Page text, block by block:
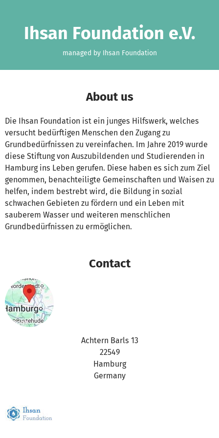
Ihsan Foundation e.V.
managed by Ihsan Foundation
About us
Die Ihsan Foundation ist ein junges Hilfswerk, welches
versucht bedürftigen Menschen den Zugang zu
Grundbedürfnissen zu vereinfachen. Im Jahre 2019 wurde
diese Stiftung von Auszubildenden und Studierenden in
Hamburg ins Leben gerufen. Diese haben es sich zum Ziel
genommen, benachteiligte Gemeinschaften und Waisen zu
helfen, indem bestrebt wird, die Bildung in sozial
schwachen Gebieten zu fördern und ein Leben mit
sauberem Wasser und weiteren menschlichen
Grundbedürfnissen zu ermöglichen.
Contact
Achtern Barls 13
22549
Hamburg
Germany